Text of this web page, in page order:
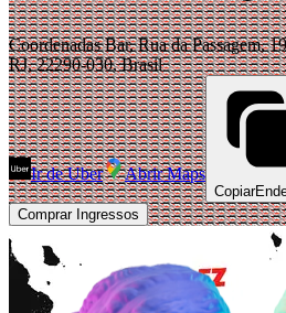
Coordenadas Bar, Rua da Passagem,
RJ, 22290-030, Brasil
Ir de Uber Abrir Maps
Copiar
Comprar Ingressos